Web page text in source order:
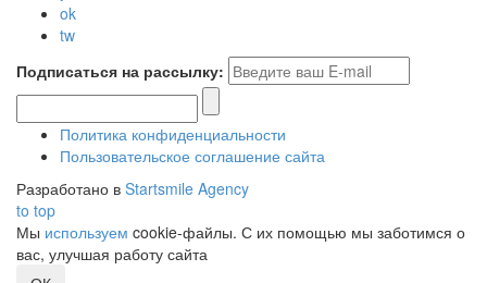
ok
tw
Подписаться на рассылку:
Политика конфиденциальности
Пользовательское соглашение сайта
Разработано в Startsmile Agency
to top
Мы используем cookie-файлы. С их помощью мы заботимся о
вас, улучшая работу сайта